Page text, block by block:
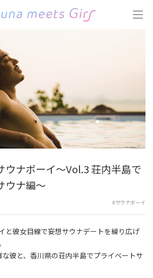
ウナボーイ〜Vol.3 荘内半島で
ウナ編〜
#サウナボーイ
と彼女目線で妄想サウナデートを繰り広げ
彼と、香川県の荘内半島でプライベートサ